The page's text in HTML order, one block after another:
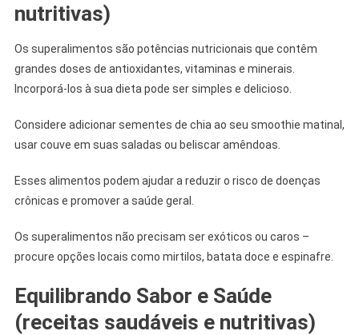
nutritivas)
Os superalimentos são potências nutricionais que contêm
grandes doses de antioxidantes, vitaminas e minerais.
Incorporá-los à sua dieta pode ser simples e delicioso.
Considere adicionar sementes de chia ao seu smoothie matinal,
usar couve em suas saladas ou beliscar amêndoas.
Esses alimentos podem ajudar a reduzir o risco de doenças
crônicas e promover a saúde geral.
Os superalimentos não precisam ser exóticos ou caros –
procure opções locais como mirtilos, batata doce e espinafre.
Equilibrando Sabor e Saúde
(receitas saudáveis e nutritivas)